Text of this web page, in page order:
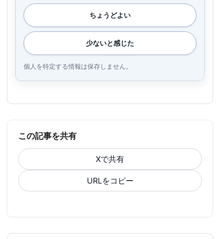
ちょうどよい
少ないと感じた
個人を特定する情報は保存しません。
この記事を共有
Xで共有
URLをコピー